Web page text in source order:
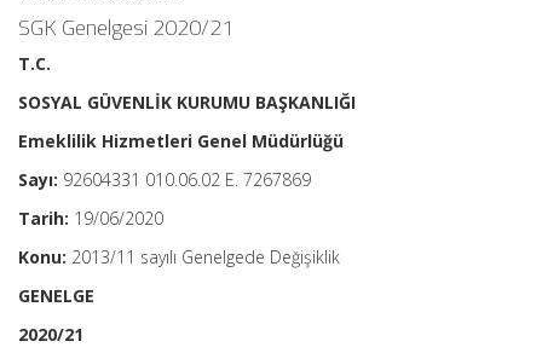
SGK Genelgesi 2020/21
T.C.
SOSYAL GÜVENLİK KURUMU BAŞKANLIĞI
Emeklilik Hizmetleri Genel Müdürlüğü
Sayı: 92604331 010.06.02 E. 7267869
Tarih: 19/06/2020
Konu: 2013/11 sayılı Genelgede Değişiklik
GENELGE
2020/21